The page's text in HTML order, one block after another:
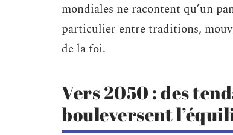
mondiales ne racontent qu’un
particulier entre traditions,
de la foi.
Vers 2050 : des
bouleversent